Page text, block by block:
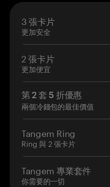
3 張卡片
更加安全
2 張卡片
更加便宜
第 2 套 5 折優惠
兩個冷錢包的最佳價值
Tangem Ring
Ring 與 2 張卡片
Tangem 專業套件
你需要的一切